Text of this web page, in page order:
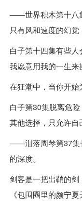
——世界积木第十八
只有风和速度的幻觉
白子第十四集有些
我愿意用我的一生来
在狂潮中，当你开始
白子第30集脱离危
其他选择，只允许自
——泪落周琴第37集
的深度。
剑客是一把出鞘的
《包围圈里的颜宁夏